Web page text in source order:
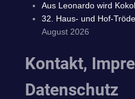
Aus Leonardo wird
32. Haus- und Hof-
August 2026
Kontakt,
Datenschutz